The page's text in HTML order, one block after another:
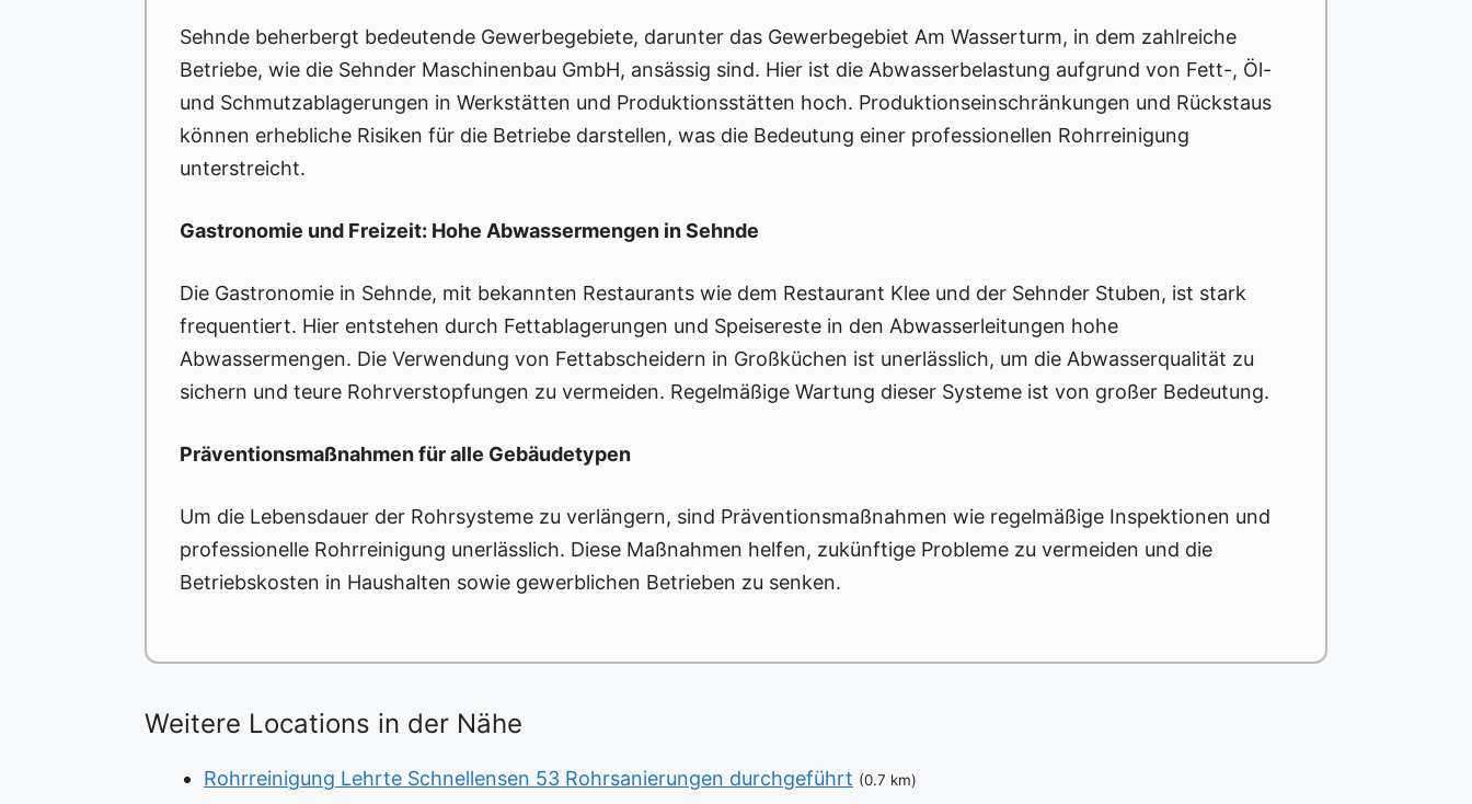
Sehnde beherbergt bedeutende Gewerbegebiete, darunter das Gewerbegebiet Am Wasserturm, in dem zahlreiche
Betriebe, wie die Sehnder Maschinenbau GmbH, ansässig sind. Hier ist die Abwasserbelastung aufgrund von Fett-, Öl-
und Schmutzablagerungen in Werkstätten und Produktionsstätten hoch. Produktionseinschränkungen und Rückstaus
können erhebliche Risiken für die Betriebe darstellen, was die Bedeutung einer professionellen Rohrreinigung
unterstreicht.
Gastronomie und Freizeit: Hohe Abwassermengen in Sehnde
Die Gastronomie in Sehnde, mit bekannten Restaurants wie dem Restaurant Klee und der Sehnder Stuben, ist stark
frequentiert. Hier entstehen durch Fettablagerungen und Speisereste in den Abwasserleitungen hohe
Abwassermengen. Die Verwendung von Fettabscheidern in Großküchen ist unerlässlich, um die Abwasserqualität zu
sichern und teure Rohrverstopfungen zu vermeiden. Regelmäßige Wartung dieser Systeme ist von großer Bedeutung.
Präventionsmaßnahmen für alle Gebäudetypen
Um die Lebensdauer der Rohrsysteme zu verlängern, sind Präventionsmaßnahmen wie regelmäßige Inspektionen und
professionelle Rohrreinigung unerlässlich. Diese Maßnahmen helfen, zukünftige Probleme zu vermeiden und die
Betriebskosten in Haushalten sowie gewerblichen Betrieben zu senken.
Weitere Locations in der Nähe
Rohrreinigung Lehrte Schnellensen 53 Rohrsanierungen durchgeführt (0.7 km)